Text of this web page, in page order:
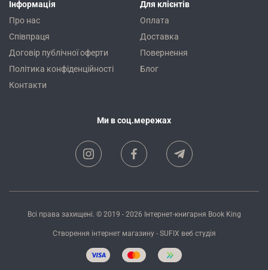
Інформація
Про нас
Співпраця
Договір публічної оферти
Політика конфіденційності
Контакти
Для клієнтів
Оплата
Доставка
Повернення
Блог
Ми в соц.мережах
Всі права захищені. © 2019 - 2026 Інтернет-книгарня Book King
Створення інтернет магазину- SUFIX веб студія